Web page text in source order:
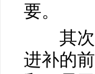
要。
其次
进补的